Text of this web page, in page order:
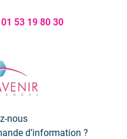
01 53 19 80 30
nous
d’information ?